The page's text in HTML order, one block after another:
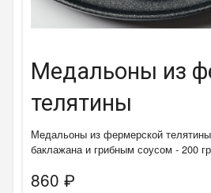
Медальоны из
телятины
Медальоны из фермерской
баклажана и грибным соусом - 200 гр
860 ₽